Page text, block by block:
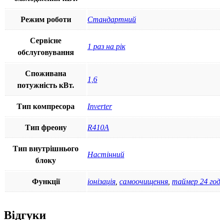
Режим роботи Стандартний
Сервісне
обслуговування
1 раз на рік
Споживана
потужність кВт.
1,6
Тип компресора Inverter
Тип фреону R410A
Тип внутрішнього
блоку
Настінний
Функції іонізація самоочищення таймер 24
Відгуки